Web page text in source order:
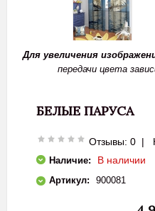
Для увеличения
передачи цвета
БЕЛЫЕ ПАРУСА
Отзывы: 0 |
Наличие: В наличии
Артикул: 900081